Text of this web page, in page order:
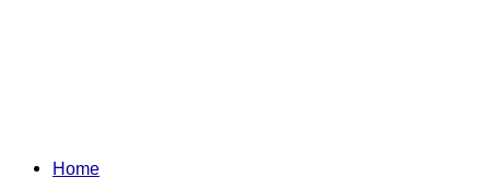
Home